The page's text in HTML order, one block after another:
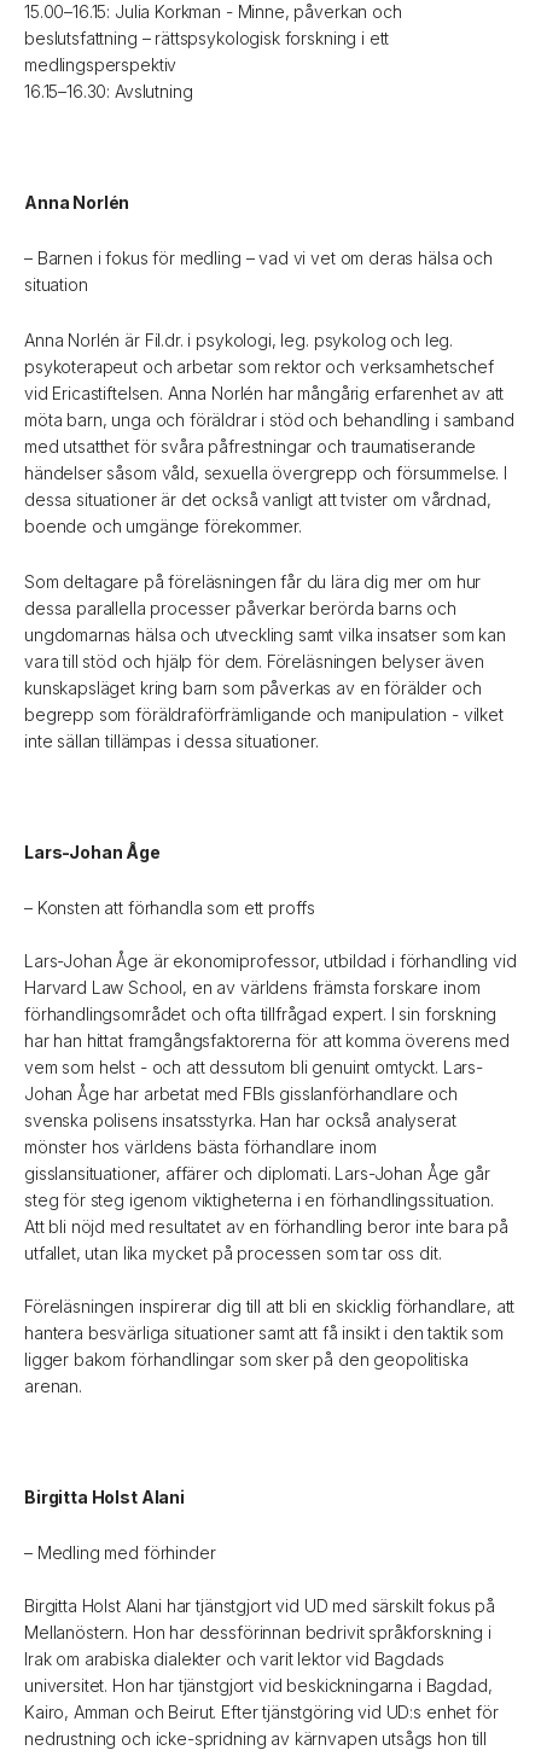
15.00–16.15: Julia Korkman - Minne, påverkan och
beslutsfattning – rättspsykologisk forskning i ett
medlingsperspektiv
16.15–16.30: Avslutning
Anna Norlén
– Barnen i fokus för medling – vad vi vet om deras hälsa och
situation
Anna Norlén är Fil.dr. i psykologi, leg. psykolog och leg.
psykoterapeut och arbetar som rektor och verksamhetschef
vid Ericastiftelsen. Anna Norlén har mångårig erfarenhet av att
möta barn, unga och föräldrar i stöd och behandling i samband
med utsatthet för svåra påfrestningar och traumatiserande
händelser såsom våld, sexuella övergrepp och försummelse. I
dessa situationer är det också vanligt att tvister om vårdnad,
boende och umgänge förekommer.
Som deltagare på föreläsningen får du lära dig mer om hur
dessa parallella processer påverkar berörda barns och
ungdomarnas hälsa och utveckling samt vilka insatser som kan
vara till stöd och hjälp för dem. Föreläsningen belyser även
kunskapsläget kring barn som påverkas av en förälder och
begrepp som föräldraförfrämligande och manipulation - vilket
inte sällan tillämpas i dessa situationer.
Lars-Johan Åge
– Konsten att förhandla som ett proffs
Lars-Johan Åge är ekonomiprofessor, utbildad i förhandling vid
Harvard Law School, en av världens främsta forskare inom
förhandlingsområdet och ofta tillfrågad expert. I sin forskning
har han hittat framgångsfaktorerna för att komma överens med
vem som helst - och att dessutom bli genuint omtyckt. Lars-
Johan Åge har arbetat med FBIs gisslanförhandlare och
svenska polisens insatsstyrka. Han har också analyserat
mönster hos världens bästa förhandlare inom
gisslansituationer, affärer och diplomati. Lars-Johan Åge går
steg för steg igenom viktigheterna i en förhandlingssituation.
Att bli nöjd med resultatet av en förhandling beror inte bara på
utfallet, utan lika mycket på processen som tar oss dit.
Föreläsningen inspirerar dig till att bli en skicklig förhandlare, att
hantera besvärliga situationer samt att få insikt i den taktik som
ligger bakom förhandlingar som sker på den geopolitiska
arenan.
Birgitta Holst Alani
– Medling med förhinder
Birgitta Holst Alani har tjänstgjort vid UD med särskilt fokus på
Mellanöstern. Hon har dessförinnan bedrivit språkforskning i
Irak om arabiska dialekter och varit lektor vid Bagdads
universitet. Hon har tjänstgjort vid beskickningarna i Bagdad,
Kairo, Amman och Beirut. Efter tjänstgöring vid UD:s enhet för
nedrustning och icke-spridning av kärnvapen utsågs hon till